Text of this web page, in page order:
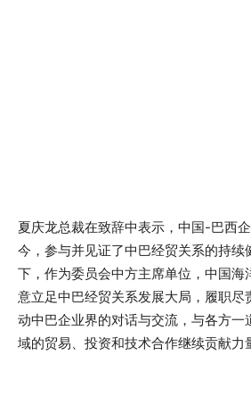
夏庆龙总裁在致辞中表示，中国-巴西
今，参与并见证了中巴经贸关系的持续
下，作为委员会中方主席单位，中国海
意立足中巴经贸关系发展大局，履职尽
动中巴企业界的对话与交流，与各方一
域的贸易、投资和技术合作继续贡献力